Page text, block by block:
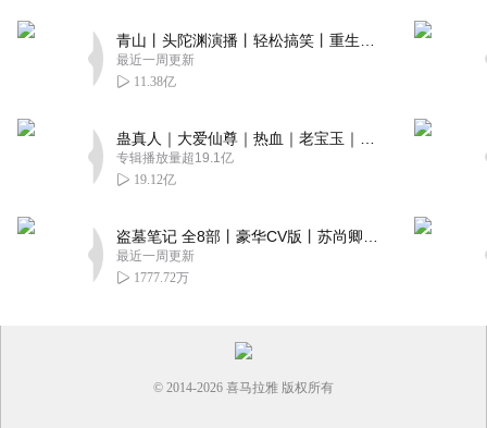
最近一周更新
11.38亿
专辑播放量超19.1亿
19.12亿
最近一周更新
1777.72万
© 2014-2026 喜马拉雅 版权所有